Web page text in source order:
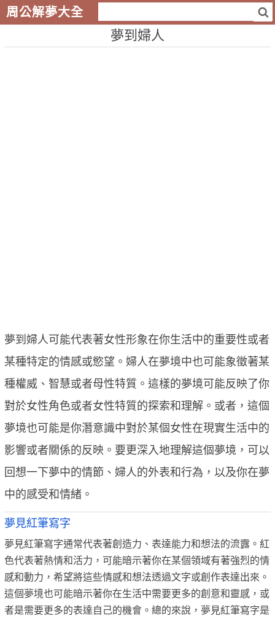
周公解夢大全
夢到婦人
夢到婦人可能代表著女性形象在你生活中的重要性或者
某種特定的情感或慾望。婦人在夢境中也可能象徵著某
種權威、智慧或者母性特質。這樣的夢境可能反映了你
對於女性角色或者女性特質的探索和理解。或者，這個
夢境也可能是你潛意識中對於某個女性在現實生活中的
影響或者關係的反映。要更深入地理解這個夢境，可以
回想一下夢中的情節、婦人的外表和行為，以及你在夢
中的感受和情緒。
夢見紅筆寫字
夢見紅筆寫字通常代表著創造力、表達能力和想法的流露。紅
色代表著熱情和活力，可能暗示著你在某個領域有著強烈的情
感和動力，希望將這些情感和想法透過文字或創作表達出來。
這個夢境也可能暗示著你在生活中需要更多的創意和靈感，或
者是需要更多的表達自己的機會。總的來說，夢見紅筆寫字是